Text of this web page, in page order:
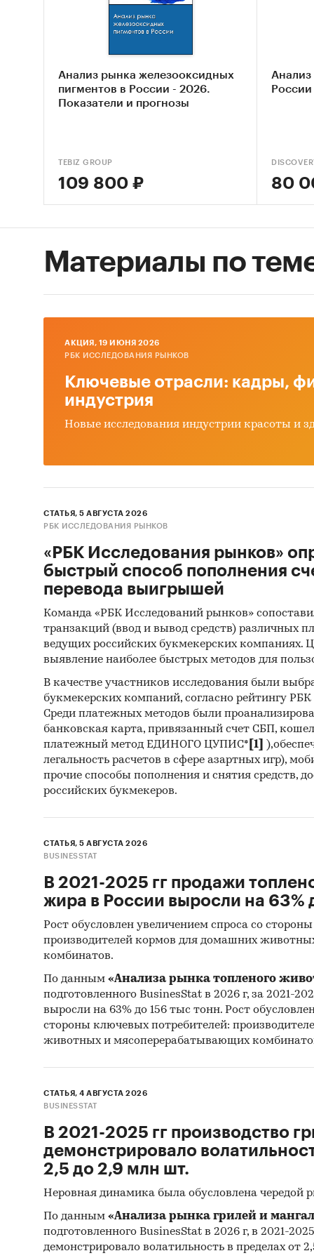
или
В
за
был
Анализ рынка железооксидных
пигментов в России - 2026.
Показатели и прогнозы
TEBIZ GROUP
109 800 ₽
Анализ
России
80
Материалы по
AКЦИЯ, 19 ИЮНЯ 2026
РБК ИССЛЕДОВАНИЯ РЫНКОВ
Ключевые отрасли: кадры,
индустрия
Новые исследования индустрии красоты и
СТАТЬЯ, 5 АВГУСТА 2026
РБК ИССЛЕДОВАНИЯ РЫНКОВ
«РБК Исследования рынков»
быстрый способ пополнения
перевода выигрышей
Команда «РБК Исследований рынков»
транзакций (ввод и вывод средств) различных
ведущих российских букмекерских компаниях.
выявление наиболее быстрых методов для
В качестве участников исследования были
букмекерских компаний, согласно рейтингу
Среди платежных методов были
банковская карта, привязанный счет СБП,
платежный метод ЕДИНОГО ЦУПИС* [1]
легальность расчетов в сфере азартных игр),
прочие способы пополнения и снятия средств,
российских букмекеров.
СТАТЬЯ, 5 АВГУСТА 2026
BUSINESSTAT
В 2021-2025 гг продажи
жира в России выросли на 63%
Рост обусловлен увеличением спроса со
производителей кормов для домашних
комбинатов.
По данным «Анализа рынка топленого
подготовленного BusinesStat в 2026 г, за 2021-
выросли на 63% до 156 тыс тонн. Рост
стороны ключевых потребителей:
животных и мясоперерабатывающих
СТАТЬЯ, 4 АВГУСТА 2026
BUSINESSTAT
В 2021-2025 гг производство
демонстрировало
2,5 до 2,9 млн шт.
Неровная динамика была обусловлена чередой
По данным «Анализа рынка грилей и
подготовленного BusinesStat в 2026 г, в 2021-
демонстрировало волатильность в пределах от